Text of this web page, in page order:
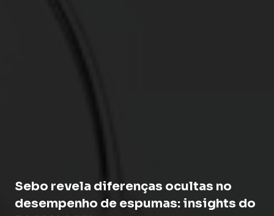
Sebo revela diferenças ocultas no
desempenho de espumas: insights do